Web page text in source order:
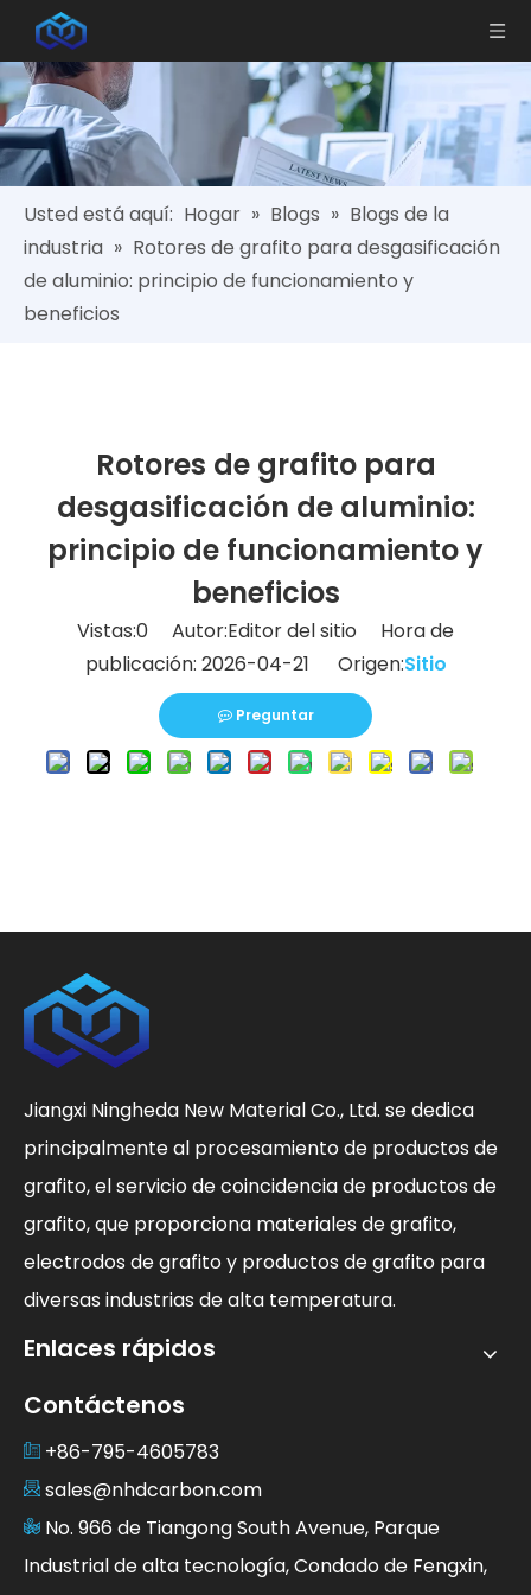
Usted está aquí: Hogar » Blogs » Blogs de la
industria » Rotores de grafito para desgasificación
de aluminio: principio de funcionamiento y
beneficios
Rotores de grafito para
desgasificación de aluminio:
principio de funcionamiento y
beneficios
Vistas:0 Autor:Editor del sitio Hora de
publicación: 2026-04-21 Origen:Sitio
Preguntar
Jiangxi Ningheda New Material Co., Ltd. se dedica
principalmente al procesamiento de productos de
grafito, el servicio de coincidencia de productos de
grafito, que proporciona materiales de grafito,
electrodos de grafito y productos de grafito para
diversas industrias de alta temperatura.
Enlaces rápidos
Contáctenos
+86-795-4605783
sales@nhdcarbon.com
No. 966 de Tiangong South Avenue, Parque
Industrial de alta tecnología, Condado de Fengxin,